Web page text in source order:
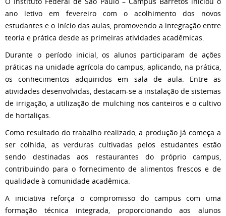
ano letivo em fevereiro com o acolhimento dos novos
estudantes e o início das aulas, promovendo a integração entre
teoria e prática desde as primeiras atividades acadêmicas.
Durante o período inicial, os alunos participaram de ações
práticas na unidade agrícola do campus, aplicando, na prática,
os conhecimentos adquiridos em sala de aula. Entre as
atividades desenvolvidas, destacam-se a instalação de sistemas
de irrigação, a utilização de mulching nos canteiros e o cultivo
de hortaliças.
Como resultado do trabalho realizado, a produção já começa a
ser colhida, as verduras cultivadas pelos estudantes estão
sendo destinadas aos restaurantes do próprio campus,
contribuindo para o fornecimento de alimentos frescos e de
qualidade à comunidade acadêmica.
A iniciativa reforça o compromisso do campus com uma
formação técnica integrada, proporcionando aos alunos